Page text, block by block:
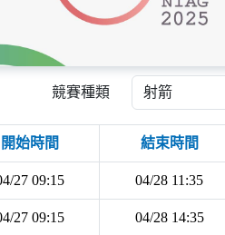
競賽種類
開始時間 結束時間
27 09:15 04/28 11:35
27 09:15 04/28 14:35